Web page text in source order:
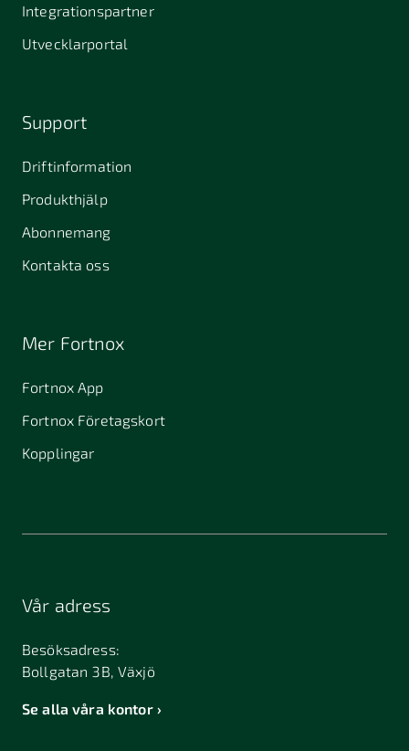
Integrationspartner
Utvecklarportal
Support
Driftinformation
Produkthjälp
Abonnemang
Kontakta oss
Mer Fortnox
Fortnox App
Fortnox Företagskort
Kopplingar
Vår adress
Besöksadress:
Bollgatan 3B, Växjö
Se alla våra kontor